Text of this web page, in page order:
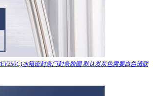
冰箱密封条门封条胶圈 默认发灰色需要白色请联